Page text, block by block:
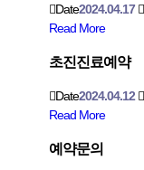
Date2024.04.17
Read More
초진진료예약
Date2024.04.12
Read More
예약문의